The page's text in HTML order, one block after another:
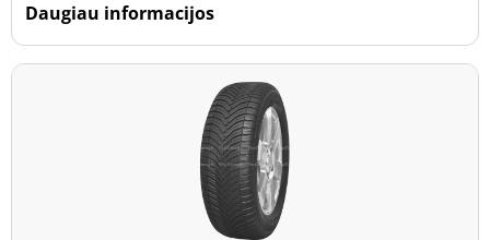
Daugiau informacijos